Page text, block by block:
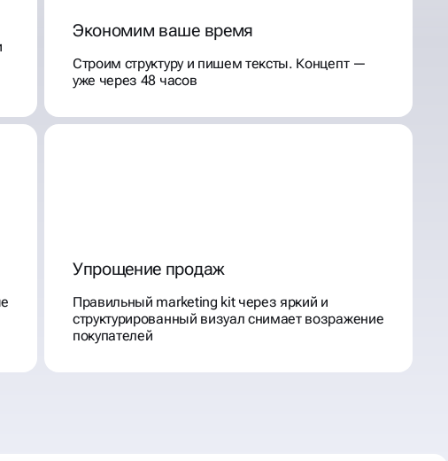
Экономим ваше время
Строим структуру и пишем тексты. Концепт —
уже через 48 часов
Упрощение продаж
Правильный marketing kit через яркий и
структурированный визуал снимает возражение
покупателей